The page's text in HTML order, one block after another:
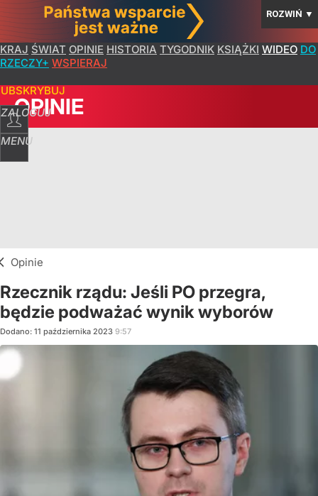
ROZWIŃ ▼
KRAJ ŚWIAT OPINIE HISTORIA TYGODNIK KSIĄŻKI WIDEO DO
RZECZY+ WSPIERAJ
ZALOGUJ
MENU
OPINIE
Opinie
Rzecznik rządu: Jeśli PO przegra,
będzie podważać wynik wyborów
Dodano: 11 października 2023 9:57